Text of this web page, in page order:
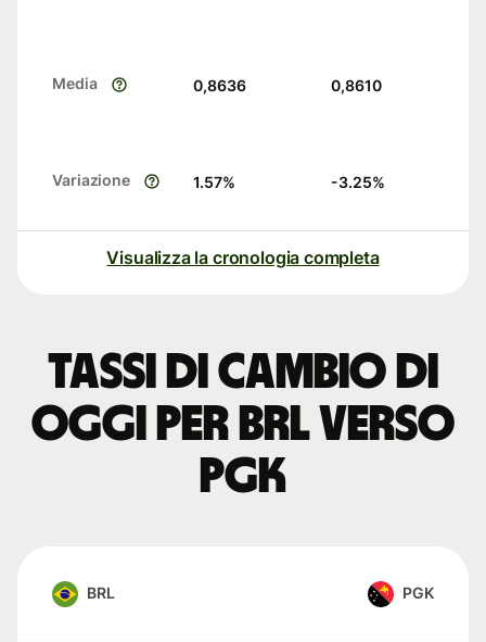
Media 0,8636 0,8610
Variazione 1.57% -3.25%
Visualizza la cronologia completa
Tassi di cambio di
oggi per BRL verso
PGK
BRL PGK